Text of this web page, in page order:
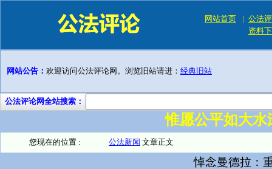
网站首页 | 公法
资料
网站公告： 欢迎访问公法评论网。浏览旧站请进： 经典旧站
公法评论网全站搜索：
惟愿公平如大
您现在的位置 : 公法新闻 文章正文
悼念曼德拉：